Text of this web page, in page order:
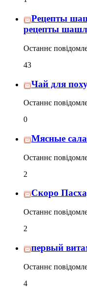
Рецепты
рецепты
Останнє
43
Чай для
Останнє
0
Мясные
Останнє
2
Скоро
Останнє
2
первый
Останнє
4